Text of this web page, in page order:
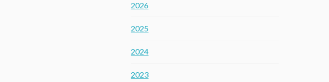
2026
2025
2024
2023